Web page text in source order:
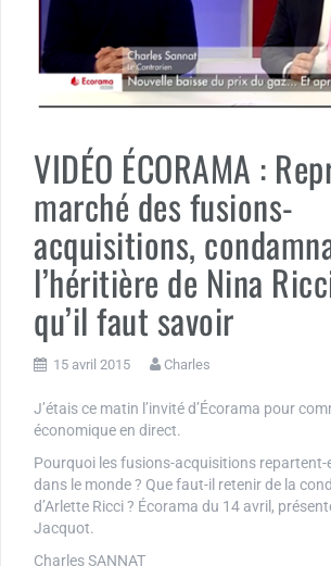
VIDÉO ÉCORAMA :
marché des fusions-
acquisitions,
l’héritière de Nina
qu’il faut savoir
15 avril 2015 Charles
J’étais ce matin l’invité d’Écorama pour
économique en direct.
Pourquoi les fusions-acquisitions repartent-
dans le monde ? Que faut-il retenir de la
d’Arlette Ricci ? Écorama du 14 avril,
Jacquot.
Charles SANNAT